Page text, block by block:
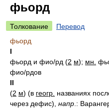
фьорд
Толкование
Перевод
фьорд
I
фьорд и фио/рд (2 м); мн. фь
фио/рдов
II
(2 м) (в геогр. названиях
через дефис), напр .: